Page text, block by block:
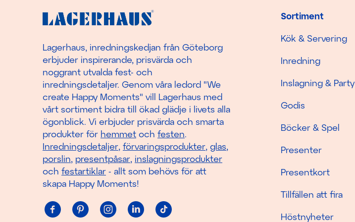
Sortiment
Kök & Servering
Inredning
Inslagning & Party
Godis
Böcker & Spel
Presenter
Presentkort
Tillfällen att fira
Höstnyheter
Lagerhaus, inredningskedjan från Göteborg
erbjuder inspirerande, prisvärda och
noggrant utvalda fest- och
inredningsdetaljer. Genom våra ledord "We
create Happy Moments" vill Lagerhaus med
vårt sortiment bidra till ökad glädje i livets alla
ögonblick. Vi erbjuder prisvärda och smarta
produkter för hemmet och festen.
Inredningsdetaljer, förvaringsprodukter, glas,
porslin, presentpåsar, inslagningsprodukter
och festartiklar - allt som behövs för att
skapa Happy Moments!